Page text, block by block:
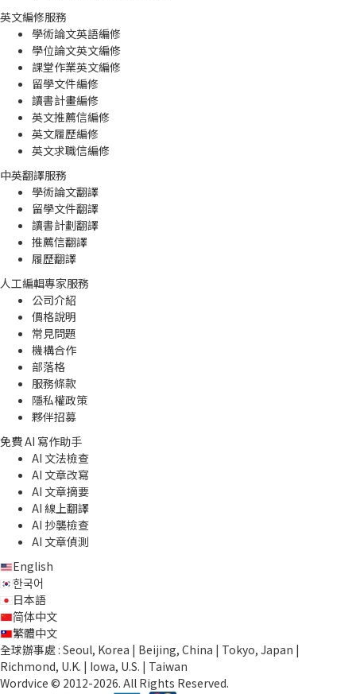
英文編修服務
學術論文英語編修
學位論文英文編修
課堂作業英文編修
留學文件編修
讀書計畫編修
英文推薦信編修
英文履歷編修
英文求職信編修
中英翻譯服務
學術論文翻譯
留學文件翻譯
讀書計劃翻譯
推薦信翻譯
履歷翻譯
人工編輯專家服務
公司介紹
價格說明
常見問題
機構合作
部落格
服務條款
隱私權政策
夥伴招募
免費 AI 寫作助手
AI 文法檢查
AI 文章改寫
AI 文章摘要
AI 線上翻譯
AI 抄襲檢查
AI 文章偵測
English
한국어
日本語
简体中文
繁體中文
全球辦事處 : Seoul, Korea | Beijing, China | Tokyo, Japan |
Richmond, U.K. | Iowa, U.S. | Taiwan
Wordvice © 2012-2026. All Rights Reserved.